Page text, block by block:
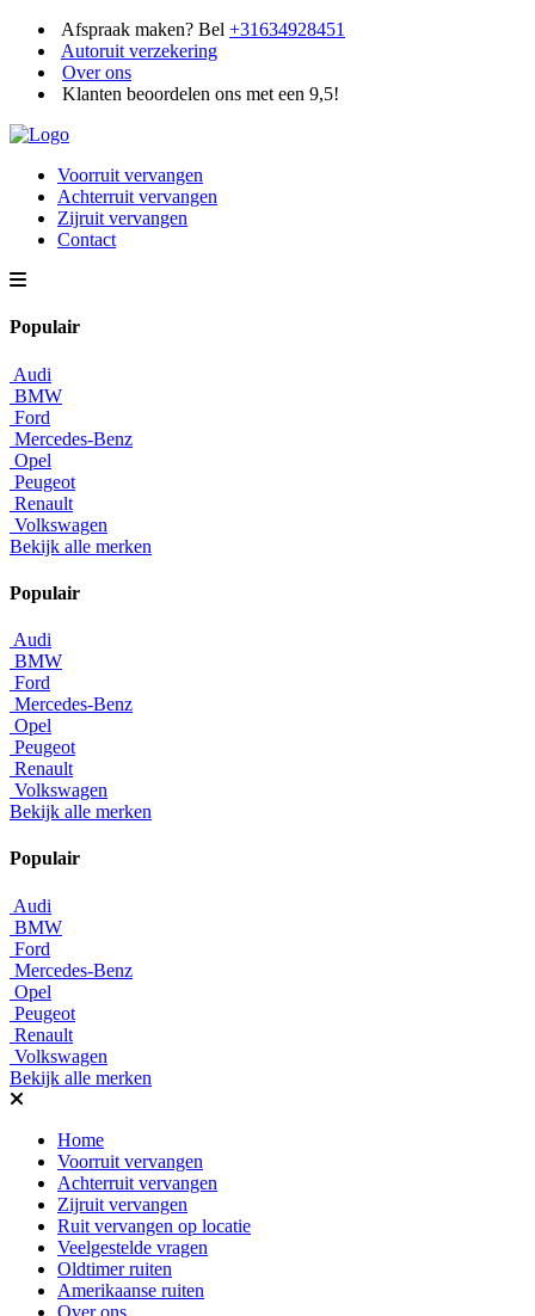
Afspraak maken? Bel +31634928451
Autoruit verzekering
Over ons
Klanten beoordelen ons met een 9,5!
Voorruit vervangen
Achterruit vervangen
Zijruit vervangen
Contact
Populair
Audi
BMW
Ford
Mercedes-Benz
Opel
Peugeot
Renault
Volkswagen
Bekijk alle merken
Populair
Audi
BMW
Ford
Mercedes-Benz
Opel
Peugeot
Renault
Volkswagen
Bekijk alle merken
Populair
Audi
BMW
Ford
Mercedes-Benz
Opel
Peugeot
Renault
Volkswagen
Bekijk alle merken
Home
Voorruit vervangen
Achterruit vervangen
Zijruit vervangen
Ruit vervangen op locatie
Veelgestelde vragen
Oldtimer ruiten
Amerikaanse ruiten
Over ons